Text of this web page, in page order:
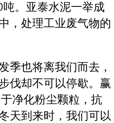
。亚泰水泥一举成
，处理工业废气物的
季也将离我们而去，
伐却不可以停歇。赢
净化粉尘颗粒，抗
天到来时，我们可以